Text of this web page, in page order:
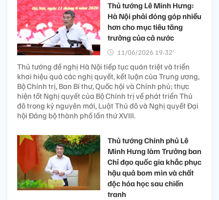
Thủ tướng Lê Minh Hưng:
Hà Nội phải đóng góp nhiều
hơn cho mục tiêu tăng
trưởng của cả nước
11/06/2026 19:32’
Thủ tướng đề nghị Hà Nội tiếp tục quán triệt và triển
khai hiệu quả các nghị quyết, kết luận của Trung ương,
Bộ Chính trị, Ban Bí thư, Quốc hội và Chính phủ; thực
hiện tốt Nghị quyết của Bộ Chính trị về phát triển Thủ
đô trong kỷ nguyên mới, Luật Thủ đô và Nghị quyết Đại
hội Đảng bộ thành phố lần thứ XVIII.
Thủ tướng Chính phủ Lê
Minh Hưng làm Trưởng ban
Chỉ đạo quốc gia khắc phục
hậu quả bom mìn và chất
độc hóa học sau chiến
tranh